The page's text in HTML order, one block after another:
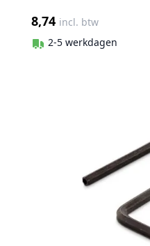
8,74 incl. btw
2-5 werkdagen